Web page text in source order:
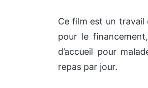
Ce film est un
pour le
d’accueil pour
repas par jour.